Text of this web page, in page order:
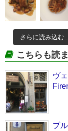
さらに読み込む...
こちらも読
ヴ
ブ